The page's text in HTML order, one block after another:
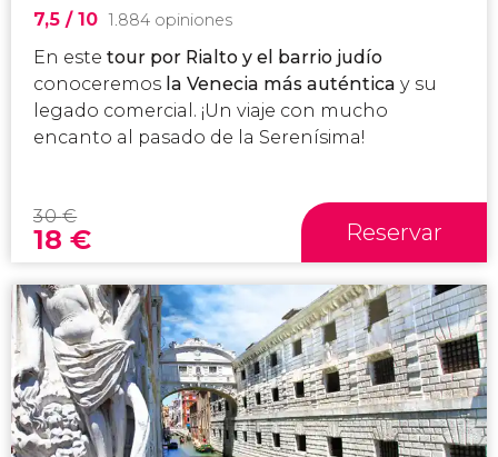
7,5 / 10 1.884 opiniones
En este tour por Rialto y el barrio judío
conoceremos la Venecia más auténtica y su
legado comercial. ¡Un viaje con mucho
encanto al pasado de la Serenísima!
30€
18 € Reservar